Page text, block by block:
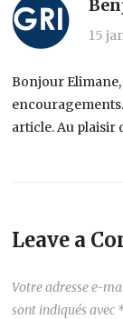
15
Bonjour
article. Au plaisir
Leave a
Votre adresse e-
sont indiqués avec